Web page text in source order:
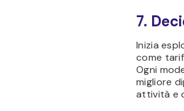
7.
Inizia
come
Ogni
migliore
attività e